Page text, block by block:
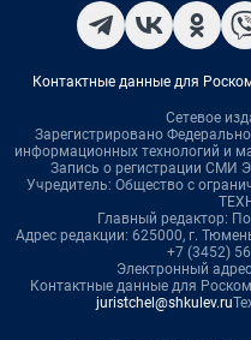
Контактные данные для
Сетевое
Зарегистрировано
информационных технологий и
Запись о регистрации СМИ
Учредитель: Общество с
Главный редактор:
Адрес редакции: 625000, г.
+7 (3452)
Электронный
Контактные данные для
juristchel@shkulev.ru